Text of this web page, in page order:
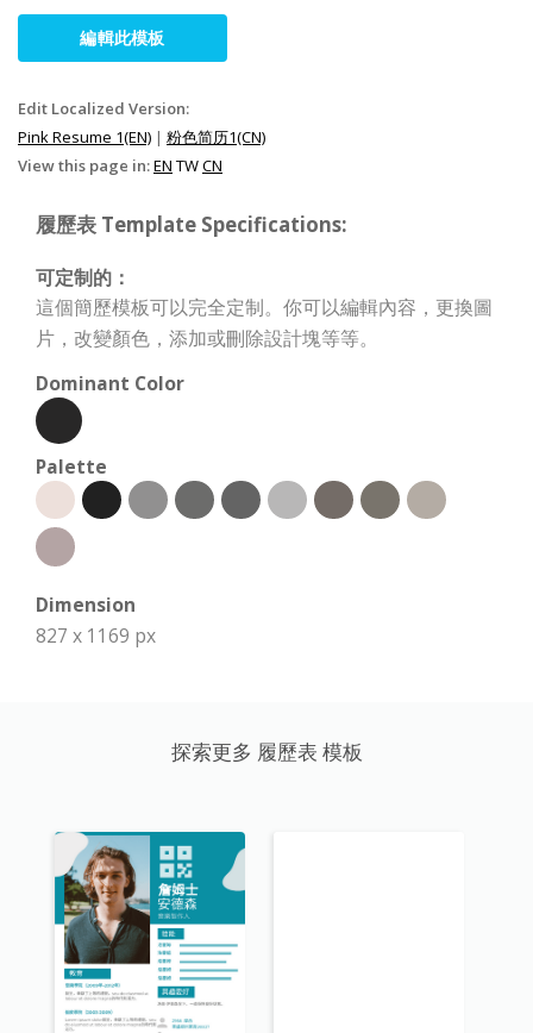
編輯此模板
Edit Localized Version:
Pink Resume 1(EN) | 粉色简历1(CN)
View this page in:EN TWCN
履歷表 Template Specifications:
可定制的：
這個簡歷模板可以完全定制。你可以編輯內容，更換圖
片，改變顏色，添加或刪除設計塊等等。
Dominant Color
Palette
Dimension
827 x 1169 px
探索更多 履歷表 模板